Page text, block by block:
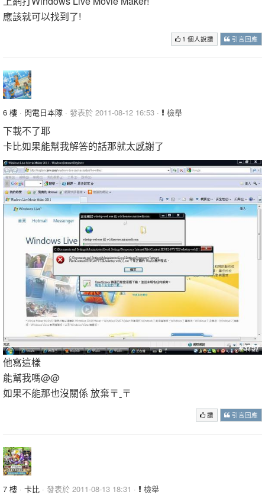
應該就可以找到了!
1 個人說讚 引言回應
6 樓 · 閃電日本隊 · 發表於 2011-08-12 16:53 · 檢舉
下載不了耶
卡比如果能幫我解答的話那就太感謝了
他寫這樣
能幫我嗎@@
如果不能那也沒關係 放棄〒ˍ〒
讚 引言回應
7 樓 · 卡比 · 發表於 2011-08-13 18:31 · 檢舉